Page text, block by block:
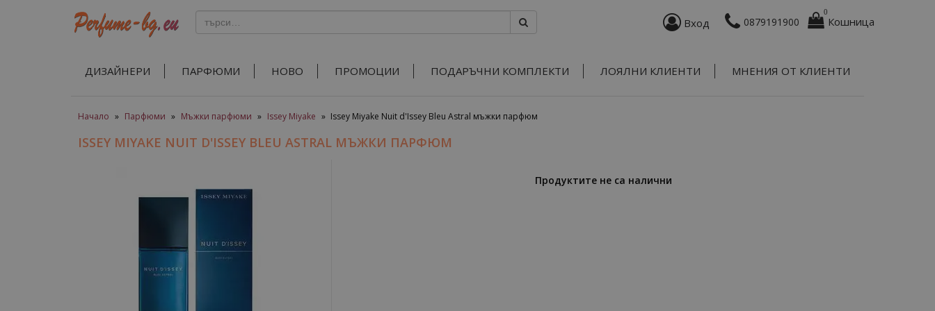
Вход 0879191900
0
Кошница
ДИЗАЙНЕРИ ПАРФЮМИ НОВО ПРОМОЦИИ ПОДАРЪЧНИ КОМПЛЕКТИ ЛОЯЛНИ КЛИЕНТИ МНЕНИЯ ОТ КЛИЕНТИ
Начало » Парфюми » Мъжки парфюми » Issey Miyake » Issey Miyake Nuit d'Issey Bleu Astral мъжки парфюм
ISSEY MIYAKE NUIT D'ISSEY BLEU ASTRAL МЪЖКИ ПАРФЮМ
Продуктите не са налични